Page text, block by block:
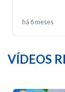
há 6 meses
VÍDEOS